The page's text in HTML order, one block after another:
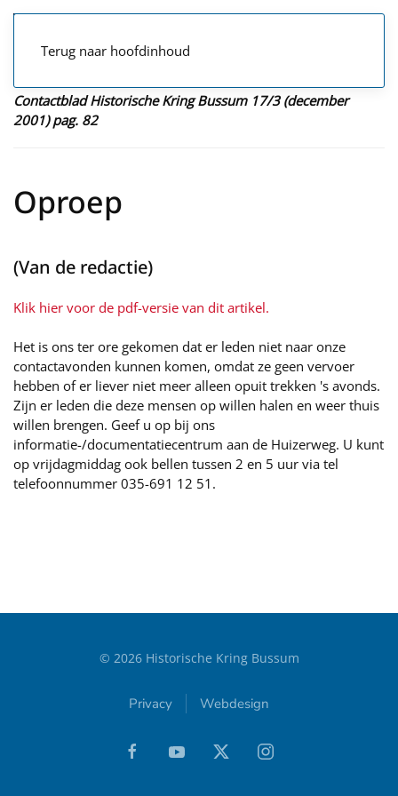
Terug naar hoofdinhoud
Contactblad Historische Kring Bussum 17/3 (december
2001) pag. 82
Oproep
(Van de redactie)
Klik hier voor de pdf-versie van dit artikel.
Het is ons ter ore gekomen dat er leden niet naar onze
contactavonden kunnen komen, omdat ze geen vervoer
hebben of er liever niet meer alleen opuit trekken 's avonds.
Zijn er leden die deze mensen op willen halen en weer thuis
willen brengen. Geef u op bij ons
informatie-/documentatiecentrum aan de Huizerweg. U kunt
op vrijdagmiddag ook bellen tussen 2 en 5 uur via tel
telefoonnummer 035-691 12 51.
© 2026Historische Kring Bussum
Privacy Webdesign